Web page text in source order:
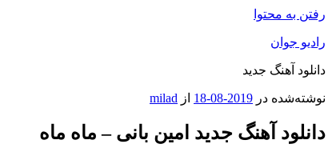
رفتن به محتوا
رادیو جوان
دانلود آهنگ جدید
نوشته‌شده در 2019-08-18 از milad
دانلود آهنگ جدید امین بانی – ماه ماه